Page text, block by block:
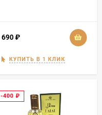
690₽
КУПИТЬ В 1 КЛИК
-400 ₽